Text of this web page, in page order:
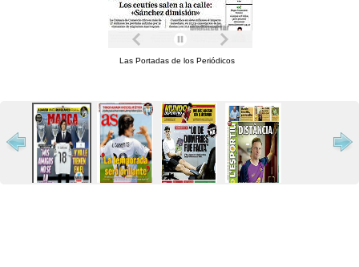
Las Portadas de los Periódicos